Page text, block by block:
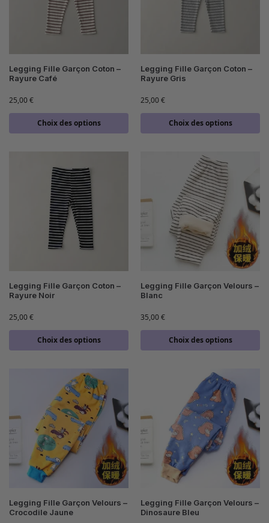
Legging Fille Garçon Coton –
Rayure Café
25,00€
Choix des options
Legging Fille Garçon Coton –
Rayure Gris
25,00€
Choix des options
Legging Fille Garçon Coton –
Rayure Noir
25,00€
Choix des options
Legging Fille Garçon Velours –
Blanc
35,00€
Choix des options
Legging Fille Garçon Velours –
Crocodile Jaune
Legging Fille Garçon Velours –
Dinosaure Bleu